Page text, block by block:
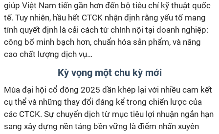
giúp Việt Nam tiến gần hơn đến bộ tiêu chí kỹ thuật quốc
tế. Tuy nhiên, hầu hết CTCK nhận định rằng yếu tố mang
tính quyết định là cải cách từ chính nội tại doanh nghiệp:
công bố minh bạch hơn, chuẩn hóa sản phẩm, và nâng
cao chất lượng dịch vụ…
Kỳ vọng một chu kỳ mới
Mùa đại hội cổ đông 2025 dần khép lại với nhiều cam kết
cụ thể và những thay đổi đáng kể trong chiến lược của
các CTCK. Sự chuyển dịch từ mục tiêu lợi nhuận ngắn hạn
sang xây dựng nền tảng bền vững là điểm nhấn xuyên